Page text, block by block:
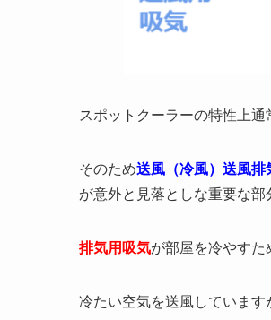
スポットクーラーの特性上
そのため送風（冷風）送風排
が意外と見落としな重要な部
排気用吸気が部屋を冷やすた
冷たい空気を送風しています